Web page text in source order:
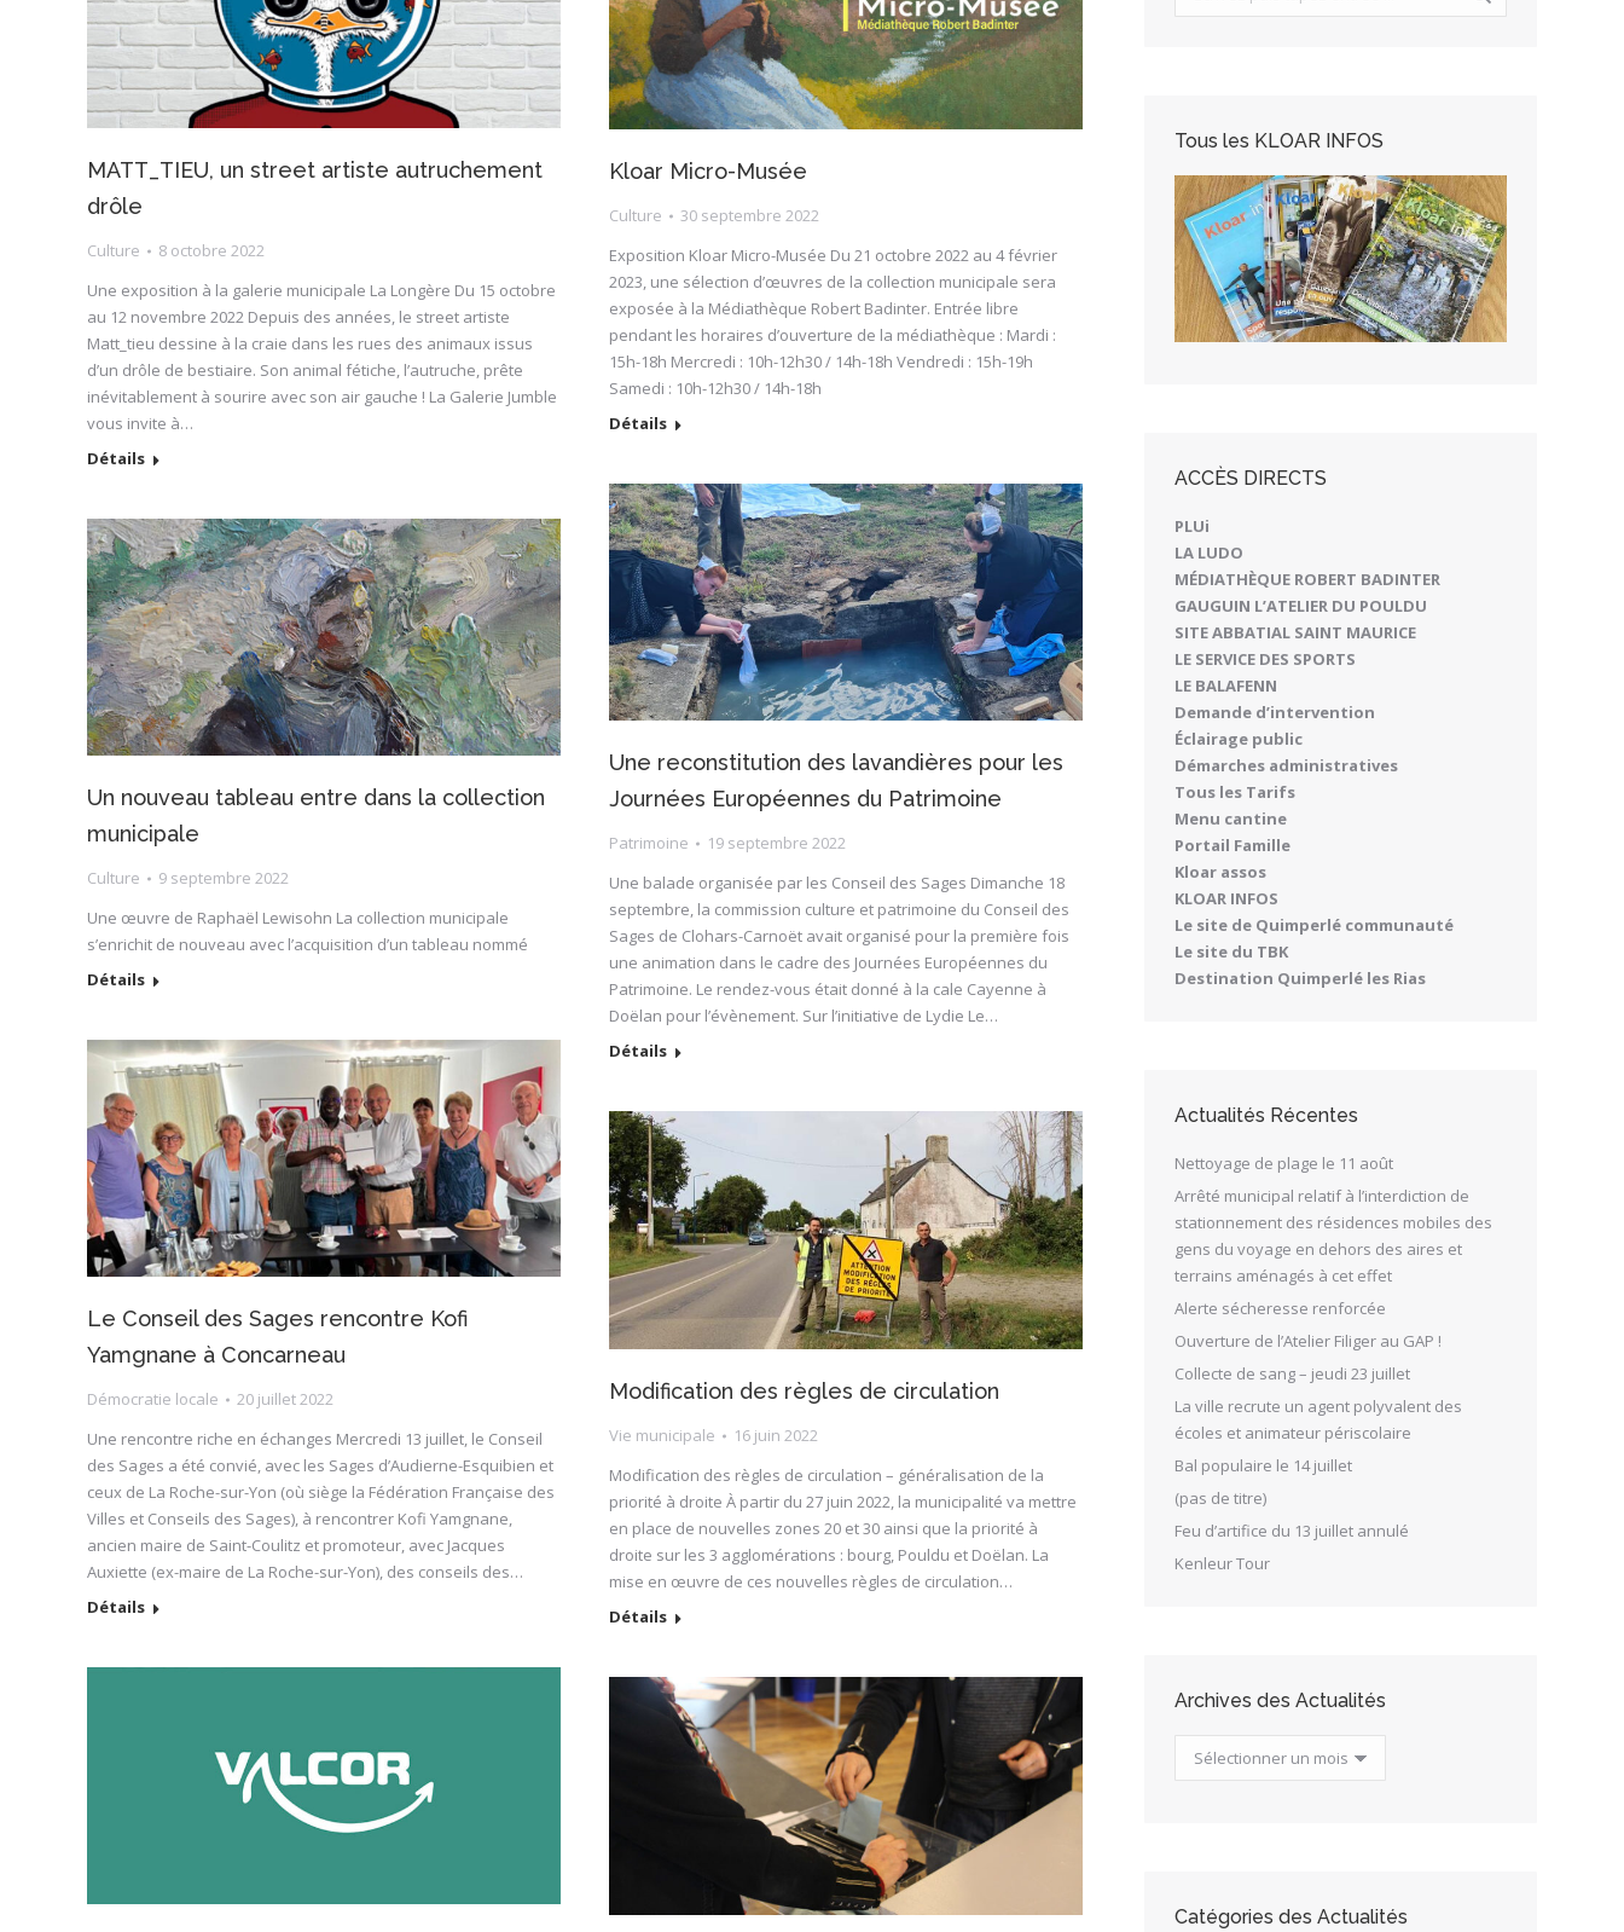
MATT_TIEU, un street artiste autruchement
drôle
Culture
8 octobre 2022
Une exposition à la galerie municipale La Longère Du 15 octobre
au 12 novembre 2022 Depuis des années, le street artiste
Matt_tieu dessine à la craie dans les rues des animaux issus
d’un drôle de bestiaire. Son animal fétiche, l’autruche, prête
inévitablement à sourire avec son air gauche ! La Galerie Jumble
vous invite à…
Détails
Kloar Micro-Musée
Culture
30 septembre 2022
Exposition Kloar Micro-Musée Du 21 octobre 2022 au 4 février
2023, une sélection d’œuvres de la collection municipale sera
exposée à la Médiathèque Robert Badinter. Entrée libre
pendant les horaires d’ouverture de la médiathèque : Mardi :
15h-18h Mercredi : 10h-12h30 / 14h-18h Vendredi : 15h-19h
Samedi : 10h-12h30 / 14h-18h
Détails
Une reconstitution des lavandières pour les
Journées Européennes du Patrimoine
Patrimoine
19 septembre 2022
Une balade organisée par les Conseil des Sages Dimanche 18
septembre, la commission culture et patrimoine du Conseil des
Sages de Clohars-Carnoët avait organisé pour la première fois
une animation dans le cadre des Journées Européennes du
Patrimoine. Le rendez-vous était donné à la cale Cayenne à
Doëlan pour l’évènement. Sur l’initiative de Lydie Le…
Détails
Un nouveau tableau entre dans la collection
municipale
Culture
9 septembre 2022
Une œuvre de Raphaël Lewisohn La collection municipale
s’enrichit de nouveau avec l’acquisition d’un tableau nommé
Détails
Le Conseil des Sages rencontre Kofi
Yamgnane à Concarneau
Démocratie locale
20 juillet 2022
Une rencontre riche en échanges Mercredi 13 juillet, le Conseil
des Sages a été convié, avec les Sages d’Audierne-Esquibien et
ceux de La Roche-sur-Yon (où siège la Fédération Française des
Villes et Conseils des Sages), à rencontrer Kofi Yamgnane,
ancien maire de Saint-Coulitz et promoteur, avec Jacques
Auxiette (ex-maire de La Roche-sur-Yon), des conseils des…
Détails
Modification des règles de circulation
Vie municipale
16 juin 2022
Modification des règles de circulation – généralisation de la
priorité à droite À partir du 27 juin 2022, la municipalité va mettre
en place de nouvelles zones 20 et 30 ainsi que la priorité à
droite sur les 3 agglomérations : bourg, Pouldu et Doëlan. La
mise en œuvre de ces nouvelles règles de circulation…
Détails
Tous les KLOAR INFOS
ACCÈS DIRECTS
PLUi
LA LUDO
MÉDIATHÈQUE ROBERT BADINTER
GAUGUIN L’ATELIER DU POULDU
SITE ABBATIAL SAINT MAURICE
LE SERVICE DES SPORTS
LE BALAFENN
Demande d’intervention
Éclairage public
Démarches administratives
Tous les Tarifs
Menu cantine
Portail Famille
Kloar assos
KLOAR INFOS
Le site de Quimperlé communauté
Le site du TBK
Destination Quimperlé les Rias
Actualités Récentes
Nettoyage de plage le 11 août
Arrêté municipal relatif à l’interdiction de
stationnement des résidences mobiles des
gens du voyage en dehors des aires et
terrains aménagés à cet effet
Alerte sécheresse renforcée
Ouverture de l’Atelier Filiger au GAP !
Collecte de sang – jeudi 23 juillet
La ville recrute un agent polyvalent des
écoles et animateur périscolaire
Bal populaire le 14 juillet
(pas de titre)
Feu d’artifice du 13 juillet annulé
Kenleur Tour
Archives des Actualités
Archives
des
Catégories des Actualités